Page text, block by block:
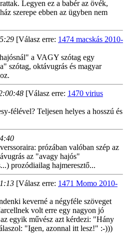
Legyen ez a babér az övék,
szerepe ebben az ügyben nem
[Válasz erre: 1474 macskás 2010-
a VAGY szótag egy
szótag, oktávugrás és magyar
[Válasz erre: 1470 virius
félével? Teljesen helyes a hosszú és
prózában valóban szép az
az "avagy hajós"
prozódiailag hajmeresztő...
[Válasz erre: 1471 Momo 2010-
keverné a négyféle szöveget
volt erre egy nagyon jó
egyik művész azt kérdezi: "Hány
"Igen, azonnal itt lesz!" :-)))